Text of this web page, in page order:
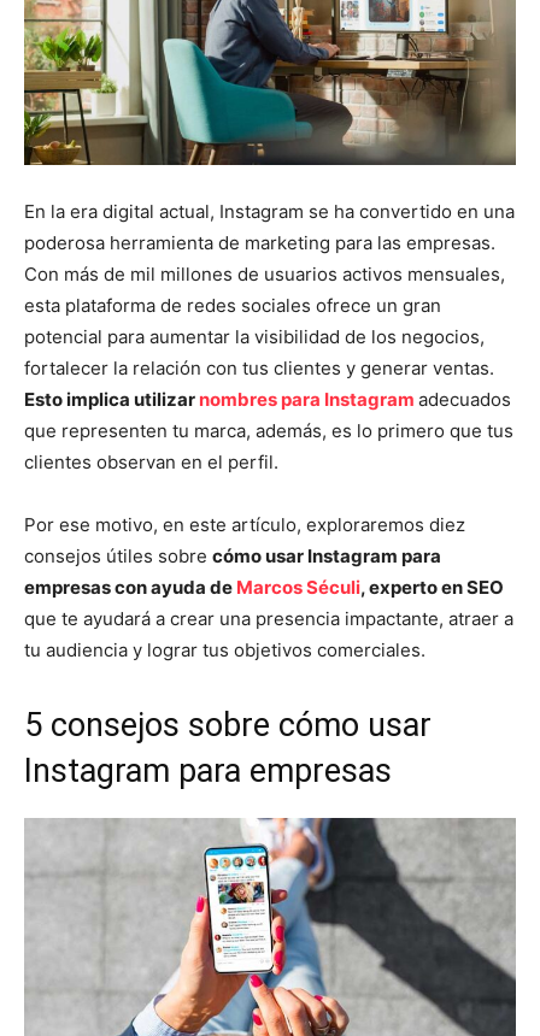
En la era digital actual, Instagram se ha convertido en una
poderosa herramienta de marketing para las empresas.
Con más de mil millones de usuarios activos mensuales,
esta plataforma de redes sociales ofrece un gran
potencial para aumentar la visibilidad de los negocios,
fortalecer la relación con tus clientes y generar ventas.
Esto implica utilizar nombres para Instagram adecuados
que representen tu marca, además, es lo primero que tus
clientes observan en el perfil.
Por ese motivo, en este artículo, exploraremos diez
consejos útiles sobre cómo usar Instagram para
empresas con ayuda de Marcos Séculi, experto en SEO
que te ayudará a crear una presencia impactante, atraer a
tu audiencia y lograr tus objetivos comerciales.
5 consejos sobre cómo usar
Instagram para empresas